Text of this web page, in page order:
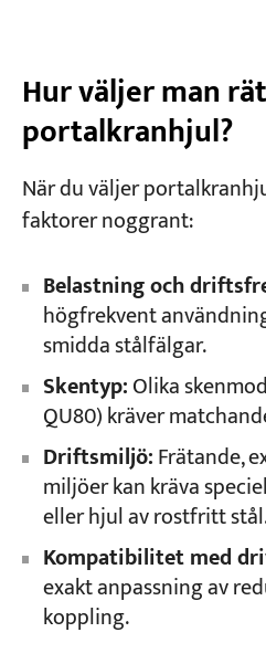
Hur väljer man
portalkranhjul?
När du väljer
faktorer noggrant:
Belastning och
högfrekvent
smidda stålfälgar.
Skentyp:Olika
QU80) kräver
Driftsmiljö:Frätande,
miljöer kan kräva
eller hjul av rostfritt
Kompatibilitet med
exakt anpassning av
koppling.